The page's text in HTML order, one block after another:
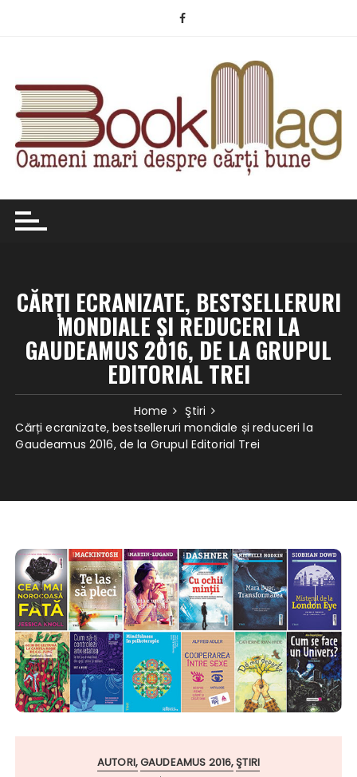
CĂRȚI ECRANIZATE, BESTSELLERURI
MONDIALE ȘI REDUCERI LA
GAUDEAMUS 2016, DE LA GRUPUL
EDITORIAL TREI
Home
Ştiri
Cărți ecranizate, bestselleruri mondiale și reduceri la
Gaudeamus 2016, de la Grupul Editorial Trei
AUTORI GAUDEAMUS 2016 ŞTIRI